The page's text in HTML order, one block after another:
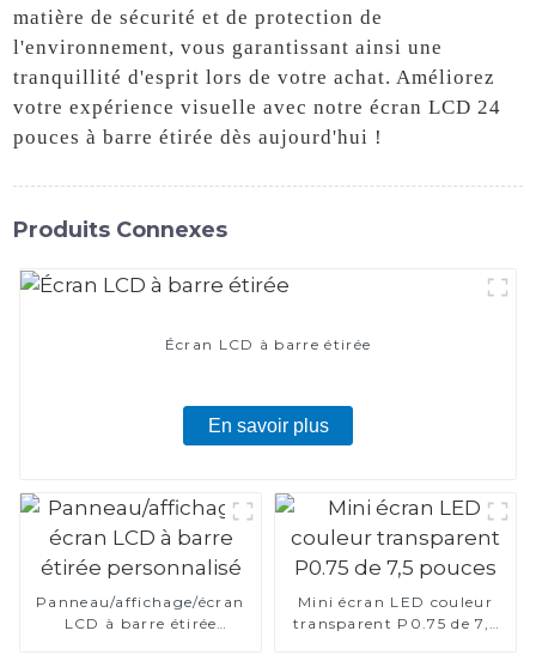
matière de sécurité et de protection de
l'environnement, vous garantissant ainsi une
tranquillité d'esprit lors de votre achat. Améliorez
votre expérience visuelle avec notre écran LCD 24
pouces à barre étirée dès aujourd'hui !
Produits Connexes
Écran LCD à barre étirée
En savoir plus
Panneau/affichage/écran
LCD à barre étirée
Mini écran LED couleur
transparent P0.75 de 7,5